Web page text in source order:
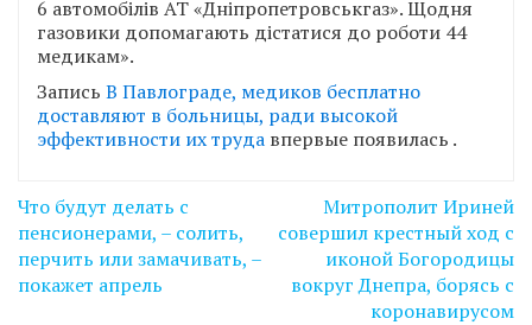
6 автомобілів АТ «Дніпропетровськгаз». Щодня
газовики допомагають дістатися до роботи 44
медикам».
Запись В Павлограде, медиков бесплатно
доставляют в больницы, ради высокой
эффективности их труда впервые появилась .
Навігація
записів
Что будут делать с
пенсионерами, – солить,
перчить или замачивать, –
покажет апрель
Митрополит Ириней
совершил крестный ход с
иконой Богородицы
вокруг Днепра, борясь с
коронавирусом